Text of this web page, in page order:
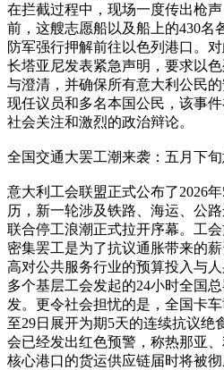
在拦截过程中，现场一度传出枪
前，这艘志愿船以及船上的430名
防军强行押解前往以色列港口。
长塔亚尼发表紧急声明，要求以
与澄清，并确保所有意大利公民
现任议员和多名本国公民，该事
社会关注和激烈的政治辩论。
全国交通大罢工潮来袭：五月下
意大利工会联盟正式公布了2026
历，新一轮涉及铁路、海运、公
联合停工浪潮正式拉开序幕。工
密集罢工是为了抗议通胀带来的
高对公共服务行业的预算投入与
多个基层工会发起的24小时全国
发。更令社会担忧的是，全国卡
至29日展开为期5天的连续抗议绝
会已经发出红色预警，称热那亚
核心港口的货运供应链届时将被